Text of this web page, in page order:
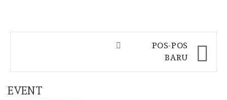
POS-POS
BARU
EVENT